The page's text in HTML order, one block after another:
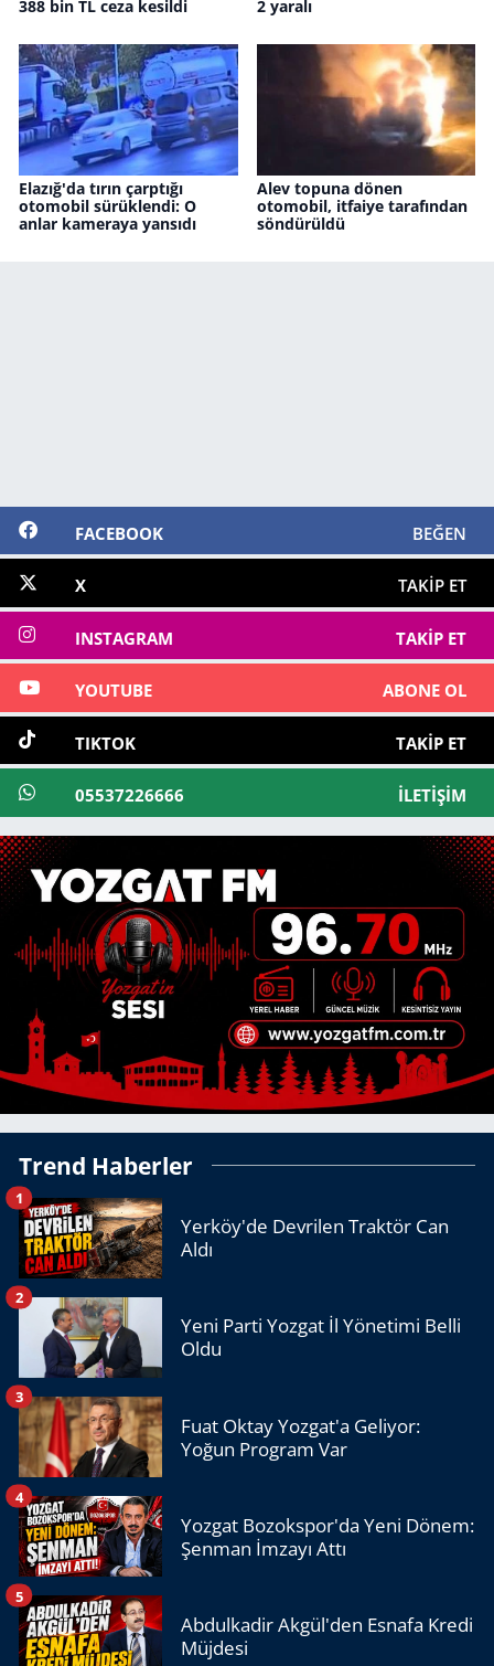
388 bin TL ceza kesildi 2 yaralı
Elazığ'da tırın çarptığı
otomobil sürüklendi: O
anlar kameraya yansıdı
Alev topuna dönen
otomobil, itfaiye tarafından
söndürüldü
FACEBOOK BEĞEN
X TAKIP ET
INSTAGRAM TAKIP ET
YOUTUBE ABONE OL
TIKTOK TAKIP ET
05537226666 İLETIŞIM
Trend Haberler
Yerköy'de Devrilen Traktör Can
Aldı
1
Yeni Parti Yozgat İl Yönetimi Belli
Oldu
2
Fuat Oktay Yozgat'a Geliyor:
Yoğun Program Var
3
Yozgat Bozokspor'da Yeni Dönem:
Şenman İmzayı Attı
4
Abdulkadir Akgül'den Esnafa Kredi
Müjdesi
5